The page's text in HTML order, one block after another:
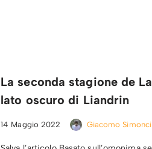
La seconda stagione de
lato oscuro di Liandrin
14 Maggio 2022 Giacomo